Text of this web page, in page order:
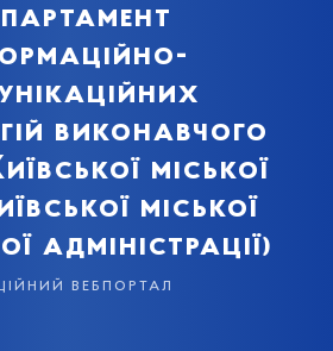
виконавчого
міської
міської
адміністрації)
вебпортал